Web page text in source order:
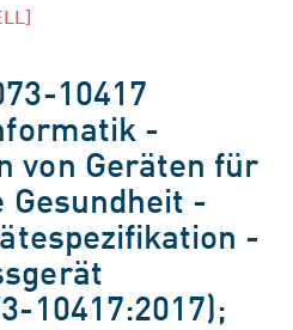
10417
-
von Geräten für
-
-
10417:2017);